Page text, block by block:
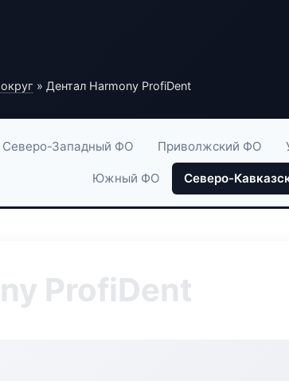
» Дентал Harmony ProfiDent
Северо-Западный ФО Приволжский ФО
Южный ФО Северо-
ProfiDent